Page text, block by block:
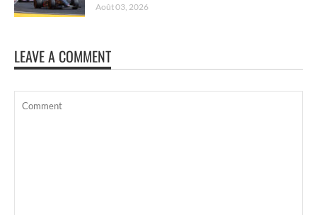
Août 03, 2026
LEAVE A COMMENT